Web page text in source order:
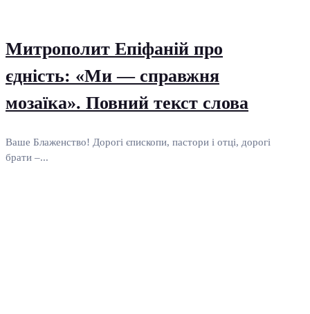
Митрополит Епіфаній про
єдність: «Ми — справжня
мозаїка». Повний текст слова
Ваше Блаженство! Дорогі єпископи, пастори і отці, дорогі
брати –...